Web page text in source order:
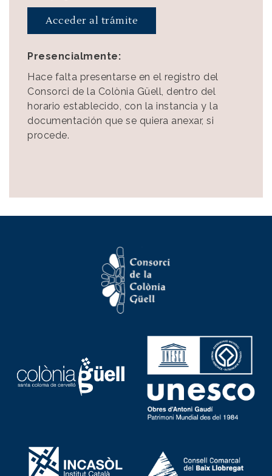
Acceder al trámite
Presencialmente:
Hace falta presentarse en el registro del
Consorci de la Colònia Güell, dentro del
horario establecido, con la instancia y la
documentación que se quiera anexar, si
procede.